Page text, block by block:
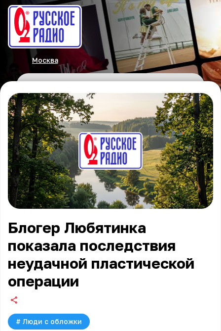
Москва
Блогер Любятинка
показала последствия
неудачной пластической
операции
# Люди с обложки